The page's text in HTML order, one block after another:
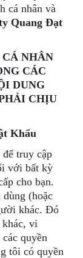
cá nhân và
Quang Đạt
NHÂN
CÁC
DUNG
CHỊU
Khẩu
truy cập
với bất kỳ
cho bạn.
(hoặc
khác. Đó
khác, vi
quyền
tôi có quyền